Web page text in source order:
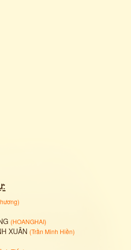
)
(HOANGHAI)
XUÂN (Trần Minh Hiền)